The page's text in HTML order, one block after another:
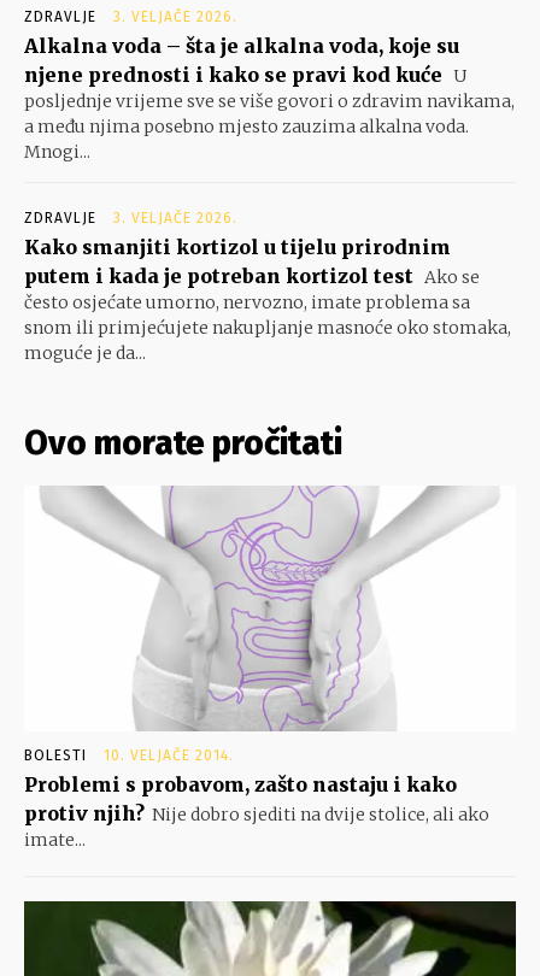
ZDRAVLJE 3. VELJAČE 2026.
Alkalna voda – šta je alkalna voda, koje su
njene prednosti i kako se pravi kod kuće U
posljednje vrijeme sve se više govori o zdravim navikama,
a među njima posebno mjesto zauzima alkalna voda.
Mnogi...
ZDRAVLJE 3. VELJAČE 2026.
Kako smanjiti kortizol u tijelu prirodnim
putem i kada je potreban kortizol test Ako se
često osjećate umorno, nervozno, imate problema sa
snom ili primjećujete nakupljanje masnoće oko stomaka,
moguće je da...
Ovo morate pročitati
BOLESTI 10. VELJAČE 2014.
Problemi s probavom, zašto nastaju i kako
protiv njih? Nije dobro sjediti na dvije stolice, ali ako
imate...